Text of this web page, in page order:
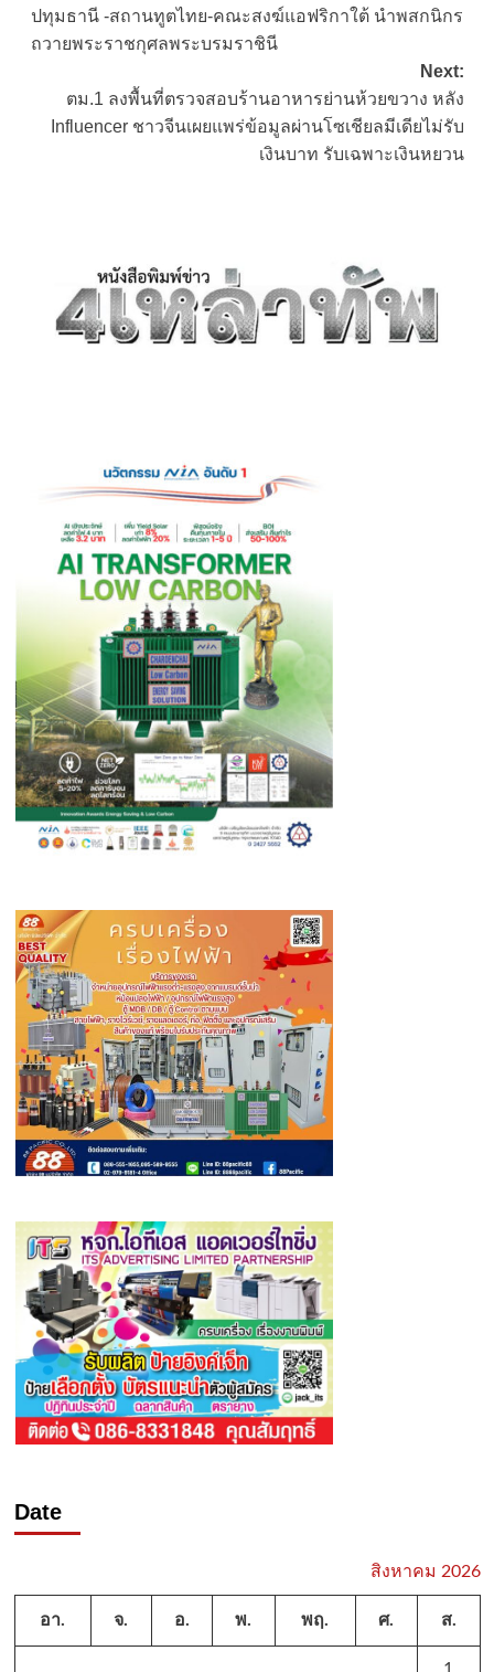
navigation
ปทุมธานี -สถานทูตไทย-คณะสงฆ์แอฟริกาใต้ นำพสกนิกร
ถวายพระราชกุศลพระบรมราชินี
Next:
ตม.1 ลงพื้นที่ตรวจสอบร้านอาหารย่านห้วยขวาง หลัง
Influencer ชาวจีนเผยแพร่ข้อมูลผ่านโซเชียลมีเดียไม่รับ
เงินบาท รับเฉพาะเงินหยวน
Date
สิงหาคม 2026
อา. จ. อ. พ. พฤ. ศ. ส.